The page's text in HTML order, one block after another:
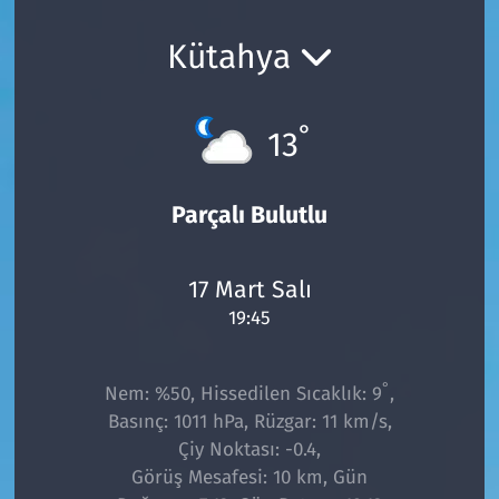
Kütahya
13°
Parçalı Bulutlu
17 Mart Salı
19:45
Nem: %50, Hissedilen Sıcaklık: 9° ,
Basınç: 1011 hPa, Rüzgar: 11 km/s,
Çiy Noktası: -0.4,
Görüş Mesafesi: 10 km, Gün
Kültür Sanat
Şarköy